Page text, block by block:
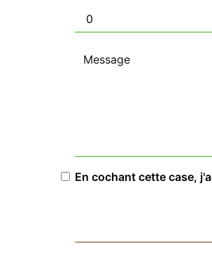
En cochant cette case,